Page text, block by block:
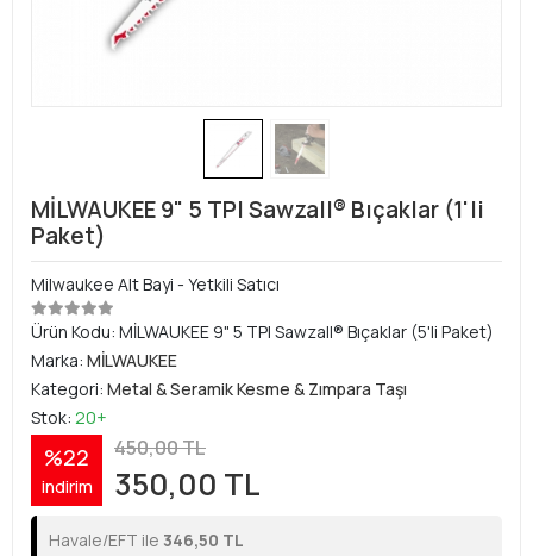
MİLWAUKEE 9" 5 TPI Sawzall® Bıçaklar (1'li
Paket)
Milwaukee Alt Bayi - Yetkili Satıcı
Ürün Kodu: MİLWAUKEE 9" 5 TPI Sawzall® Bıçaklar (5'li Paket)
Marka: MİLWAUKEE
Kategori: Metal & Seramik Kesme & Zımpara Taşı
Stok: 20+
%22
indirim
450,00 TL
350,00 TL
Havale/EFT ile 346,50 TL